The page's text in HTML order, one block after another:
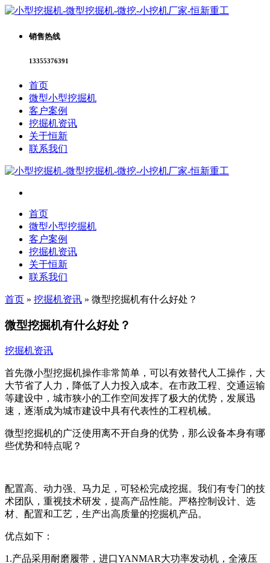
销售热线
13355376391
首页
微型小型挖掘机
客户案例
挖掘机资讯
关于恒新
联系我们
首页
微型小型挖掘机
客户案例
挖掘机资讯
关于恒新
联系我们
首页 » 挖掘机资讯 » 微型挖掘机有什么好处？
微型挖掘机有什么好处？
挖掘机资讯
首先微小型挖掘机操作非常简单，可以有效替代人工操作，大
大节省了人力，降低了人力投入成本。在市政工程、交通运输
等建设中，城市狭小的工作空间发挥了极大的优势，发展迅
速，逐渐成为城市建设中具有代表性的工程机械。
微型挖掘机的广泛使用离不开自身的优势，那么设备本身有哪
些优势和特点呢？
配置高、动力强、马力足，可轻松完成挖掘。我们有专门的技
术团队，重视技术研发，提高产品性能。严格控制设计、选
材、配置和工艺，生产出高质量的挖掘机产品。
优点如下：
1.产品采用耐磨履带，进口YANMAR大功率发动机，全液压